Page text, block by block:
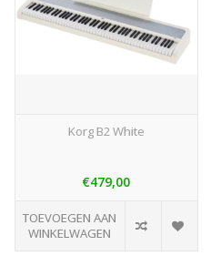
Korg B2 White
€479,00
TOEVOEGEN AAN
WINKELWAGEN